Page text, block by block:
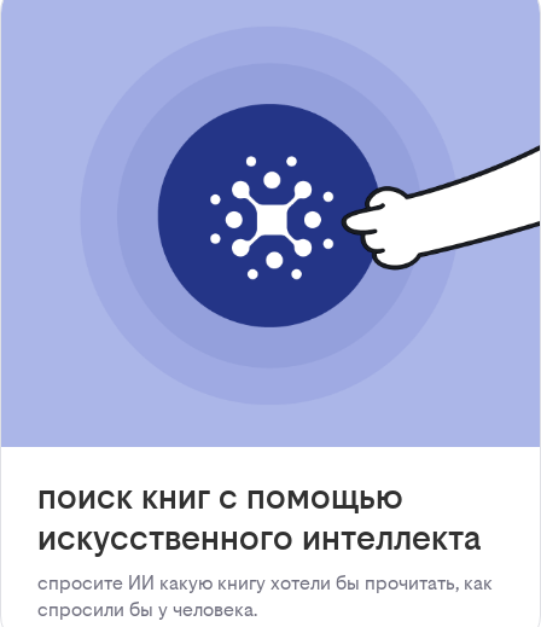
поиск книг с помощью
искусственного интеллекта
спросите ИИ какую книгу хотели бы прочитать, как
спросили бы у человека.